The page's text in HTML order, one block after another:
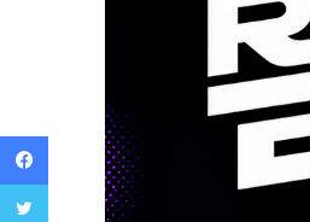
Facebook